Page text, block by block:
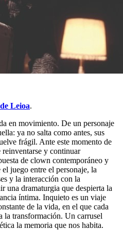
Leioa.
en movimiento. De un personaje
ya no salta como antes, sus
frágil. Ante este momento de
reinventarse y continuar
de clown contemporáneo y
juego entre el personaje, la
y la interacción con la
una dramaturgia que despierta la
íntima. Inquieto es un viaje
de la vida, en el que cada
la transformación. Un carrusel
la memoria que nos habita.